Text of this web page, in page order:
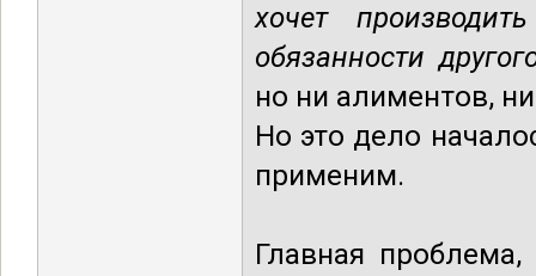
хочет
обязанности
но ни алиментов,
Но это дело
применим.
Главная